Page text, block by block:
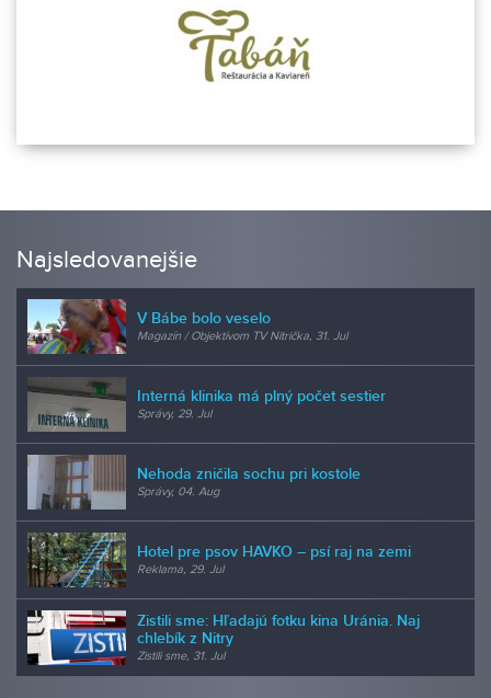
Najsledovanejšie
V Bábe bolo veselo
Magazín / Objektívom TV Nitrička, 31. Jul
Interná klinika má plný počet sestier
Správy, 29. Jul
Nehoda zničila sochu pri kostole
Správy, 04. Aug
Hotel pre psov HAVKO – psí raj na zemi
Reklama, 29. Jul
Zistili sme: Hľadajú fotku kina Uránia. Naj
chlebík z Nitry
Zistili sme, 31. Jul